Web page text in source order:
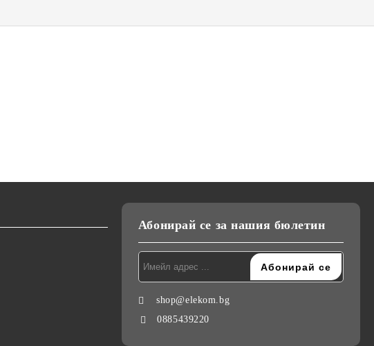
Абонирай се за нашия бюлетин
shop@elekom.bg
0885439220